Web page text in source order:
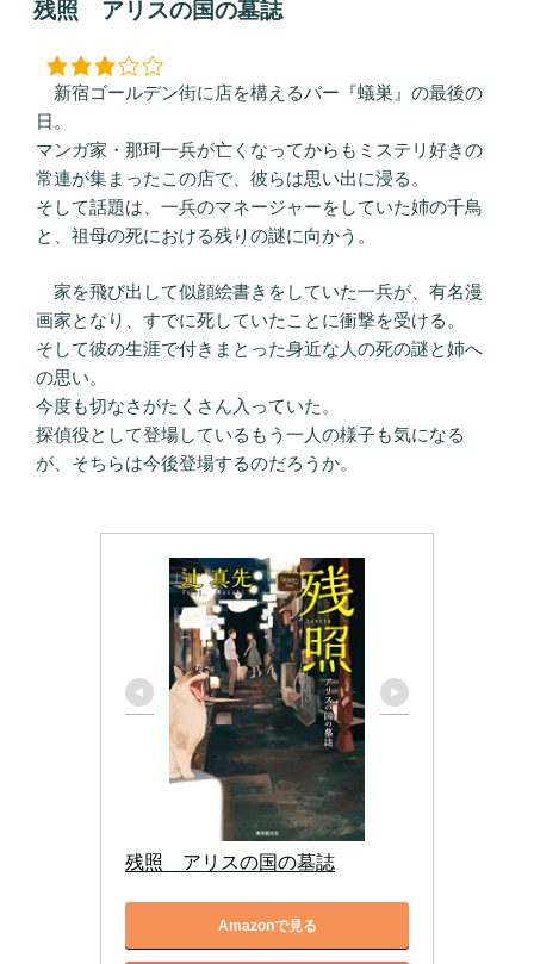
日:
残照 アリスの国の墓誌
新宿ゴールデン街に店を構えるバー『蟻巣』の最後の
日。
マンガ家・那珂一兵が亡くなってからもミステリ好きの
常連が集まったこの店で、彼らは思い出に浸る。
そして話題は、一兵のマネージャーをしていた姉の千鳥
と、祖母の死における残りの謎に向かう。
家を飛び出して似顔絵書きをしていた一兵が、有名漫
画家となり、すでに死していたことに衝撃を受ける。
そして彼の生涯で付きまとった身近な人の死の謎と姉へ
の思い。
今度も切なさがたくさん入っていた。
探偵役として登場しているもう一人の様子も気になる
が、そちらは今後登場するのだろうか。
残照　アリスの国の墓誌
Amazonで見る